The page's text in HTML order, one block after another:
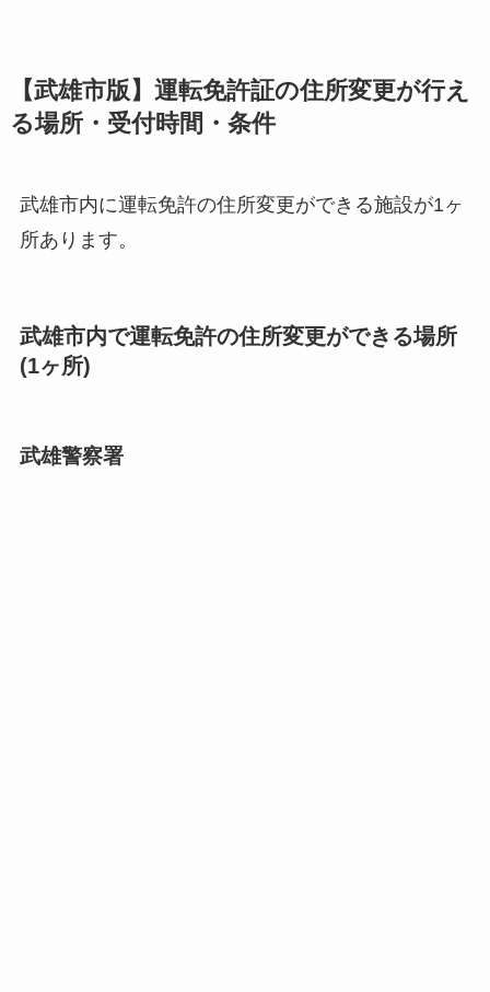
【武雄市版】運転免許証の住所変更が行え
る場所・受付時間・条件
武雄市内に運転免許の住所変更ができる施設が1ヶ
所あります。
武雄市内で運転免許の住所変更ができる場所
(1ヶ所)
武雄警察署